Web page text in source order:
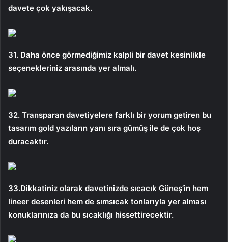
davete çok yakışacak.
31. Daha önce görmediğimiz kalpli bir davet kesinlikle
seçenekleriniz arasında yer almalı.
32. Transparan davetiyelere farklı bir yorum getiren bu
tasarım gold yazıların yanı sıra gümüş ile de çok hoş
duracaktır.
33.Dikkatiniz olarak davetinizde sıcacık Güneş’in hem
lineer desenleri hem de sımsıcak tonlarıyla yer alması
konuklarınıza da bu sıcaklığı hissettirecektir.